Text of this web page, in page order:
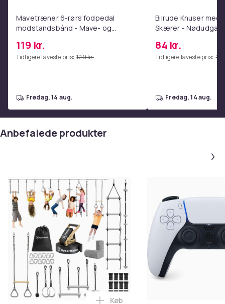
Produktsikkerhedsinformation
Mavetræner,6-rørs fodpedal
modstandsbånd - Mave- og
hjemmetræningscenter Pink
119 kr.
Tidligere laveste pris: 129 kr.
fredag, 14 aug.
Bilrude Knuser med
Skærer -
Red
84 kr.
Tidligere laveste pris:
fredag, 14 aug.
Anbefalede produkter
Køb